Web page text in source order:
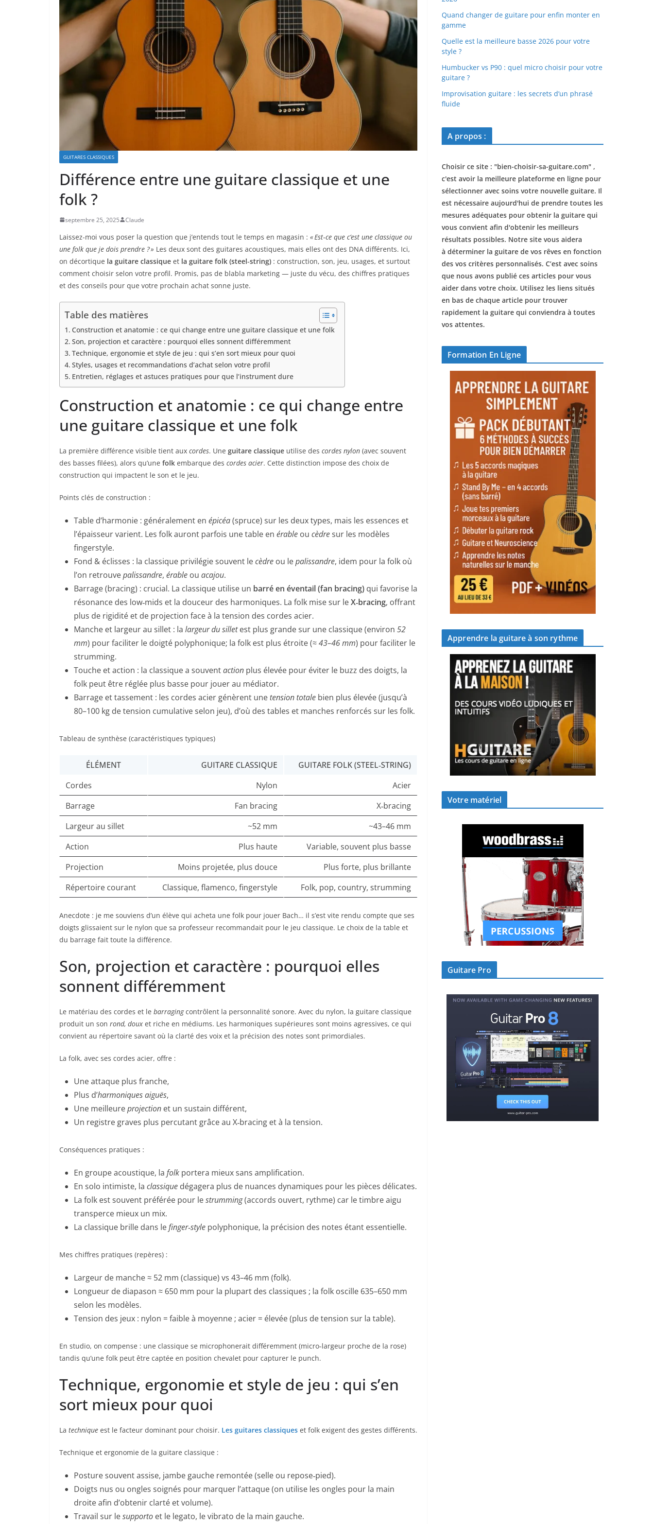
GUITARES CLASSIQUES
Différence entre une guitare classique et une
folk ?
septembre 25, 2025 Claude
Laissez-moi vous poser la question que j’entends tout le temps en magasin : « Est‑ce que c’est une classique ou
une folk que je dois prendre ? » Les deux sont des guitares acoustiques, mais elles ont des DNA différents. Ici,
on décortique la guitare classique et la guitare folk (steel‑string) : construction, son, jeu, usages, et surtout
comment choisir selon votre profil. Promis, pas de blabla marketing — juste du vécu, des chiffres pratiques
et des conseils pour que votre prochain achat sonne juste.
Table des matières
Construction et anatomie : ce qui change entre une guitare classique et une folk
Son, projection et caractère : pourquoi elles sonnent différemment
Technique, ergonomie et style de jeu : qui s’en sort mieux pour quoi
Styles, usages et recommandations d’achat selon votre profil
Entretien, réglages et astuces pratiques pour que l’instrument dure
Construction et anatomie : ce qui change entre
une guitare classique et une folk
La première différence visible tient aux cordes. Une guitare classique utilise des cordes nylon (avec souvent
des basses filées), alors qu’une folk embarque des cordes acier. Cette distinction impose des choix de
construction qui impactent le son et le jeu.
Points clés de construction :
Table d’harmonie : généralement en épicéa(spruce) sur les deux types, mais les essences et
l’épaisseur varient. Les folk auront parfois une table en érable ou cèdresur les modèles
fingerstyle.
Fond & éclisses : la classique privilégie souvent lecèdre ou lepalissandre, idem pour la folk où
l’on retrouvepalissandre, érable ou acajou.
Barrage (bracing) : crucial. La classique utilise un barré en éventail (fan bracing) qui favorise la
résonance des low‑mids et la douceur des harmoniques. La folk mise sur leX‑bracing, offrant
plus de rigidité et de projection face à la tension des cordes acier.
Manche et largeur au sillet : la largeur du silletest plus grande sur une classique (environ 52
mm) pour faciliter le doigté polyphonique; la folk est plus étroite (≈43–46 mm) pour faciliter le
strumming.
Touche et action : la classique a souventaction plus élevée pour éviter le buzz des doigts, la
folk peut être réglée plus basse pour jouer au médiator.
Barrage et tassement : les cordes acier génèrent une tension totale bien plus élevée (jusqu’à
80–100 kg de tension cumulative selon jeu), d’où des tables et manches renforcés sur les folk.
Tableau de synthèse (caractéristiques typiques)
ÉLÉMENT GUITARE CLASSIQUE
GUITARE FOLK (STEEL‑STRING)
Cordes
Nylon
Acier
Barrage
Fan bracing
X‑bracing
Largeur au sillet
~52 mm
~43–46 mm
Action
Plus haute
Variable, souvent plus basse
Projection
Moins projetée, plus douce
Plus forte, plus brillante
Répertoire courant
Classique, flamenco, fingerstyle Folk, pop, country, strumming
Anecdote : je me souviens d’un élève qui acheta une folk pour jouer Bach… il s’est vite rendu compte que ses
doigts glissaient sur le nylon que sa professeur recommandait pour le jeu classique. Le choix de la table et
du barrage fait toute la différence.
Son, projection et caractère : pourquoi elles
sonnent différemment
Le matériau des cordes et le barragingcontrôlent la personnalité sonore. Avec du nylon, la guitare classique
produit un son rond, doux et riche en médiums. Les harmoniques supérieures sont moins agressives, ce qui
convient au répertoire savant où la clarté des voix et la précision des notes sont primordiales.
La folk, avec ses cordes acier, offre :
Une attaque plus franche,
Plus d’harmoniques aiguës,
Une meilleureprojection et un sustain différent,
Un registre graves plus percutant grâce au X‑bracing et à la tension.
Conséquences pratiques :
En groupe acoustique, la folk portera mieux sans amplification.
En solo intimiste, la classique dégagera plus de nuances dynamiques pour les pièces délicates.
La folk est souvent préférée pour lestrumming(accords ouvert, rythme) car le timbre aigu
transperce mieux un mix.
La classique brille dans lefinger‑style polyphonique, la précision des notes étant essentielle.
Mes chiffres pratiques (repères) :
Largeur de manche ≈ 52 mm (classique) vs 43–46 mm (folk).
Longueur de diapason ≈ 650 mm pour la plupart des classiques ; la folk oscille 635–650 mm
selon les modèles.
Tension des jeux : nylon = faible à moyenne ; acier = élevée (plus de tension sur la table).
En studio, on compense : une classique se microphonerait différemment (micro‑largeur proche de la rose)
tandis qu’une folk peut être captée en position chevalet pour capturer le punch.
Technique, ergonomie et style de jeu : qui s’en
sort mieux pour quoi
La technique est le facteur dominant pour choisir. Les guitares classiques et folk exigent des gestes différents.
Technique et ergonomie de la guitare classique :
Posture souvent assise, jambe gauche remontée (selle ou repose‑pied).
Doigts nus ou ongles soignés pour marquer l’attaque (on utilise les ongles pour la main
droite afin d’obtenir clarté et volume).
Travail sur lesupporto et le legato, le vibrato de la main gauche.
Quand changer de guitare pour enfin monter en
gamme
Quelle est la meilleure basse 2026 pour votre
style ?
Humbucker vs P90 : quel micro choisir pour votre
guitare ?
Improvisation guitare : les secrets d’un phrasé
fluide
A propos :
Choisir ce site : "bien-choisir-sa-guitare.com" ,
c'est avoir la meilleure plateforme en ligne pour
sélectionner avec soins votre nouvelle guitare. Il
est nécessaire aujourd'hui de prendre toutes les
mesures adéquates pour obtenir la guitare qui
vous convient afin d'obtenir les meilleurs
résultats possibles. Notre site vous aidera
à déterminer la guitare de vos rêves en fonction
des vos critères personnalisés. C’est avec soins
que nous avons publié ces articles pour vous
aider dans votre choix. Utilisez les liens situés
en bas de chaque article pour trouver
rapidement la guitare qui conviendra à toutes
vos attentes.
Formation En Ligne
Apprendre la guitare à son rythme
Votre matériel
Guitare Pro